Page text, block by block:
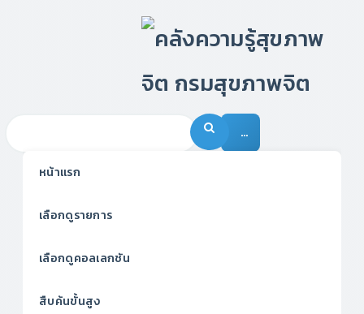
…
หน้าแรก
เลือกดูรายการ
เลือกดูคอลเลกชัน
สืบค้นขั้นสูง